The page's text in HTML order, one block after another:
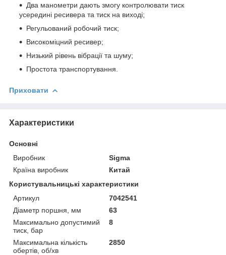
Два манометри дають змогу контролювати тиск
усередині ресивера та тиск на виході;
Регульований робочий тиск;
Високоміцний ресивер;
Низький рівень вібрації та шуму;
Простота транспортування.
Приховати
Характеристики
Основні
Виробник
Sigma
Країна виробник
Китай
Користувальницькі характеристики
Артикул
7042541
Діаметр поршня, мм
63
Максимально допустимий
тиск, бар
8
Максимальна кількість
обертів, об/хв
2850